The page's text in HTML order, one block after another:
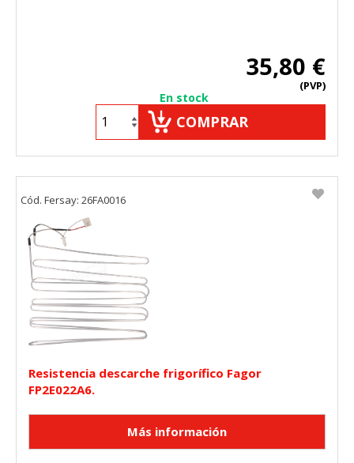
35,80 €
(PVP)
En stock
COMPRAR
Resistencia descarche frigorífico Fagor
FP2E022A6.
Cód. Fersay: 26FA0016